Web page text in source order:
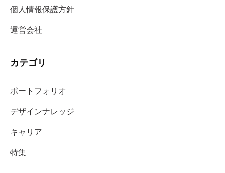
個人情報保護方針
運営会社
カテゴリ
ポートフォリオ
デザインナレッジ
キャリア
特集